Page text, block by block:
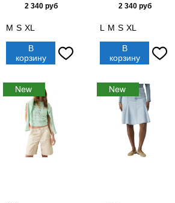
2 340руб
M S XL
В
корзину
2 340руб
L M S XL
В
корзину